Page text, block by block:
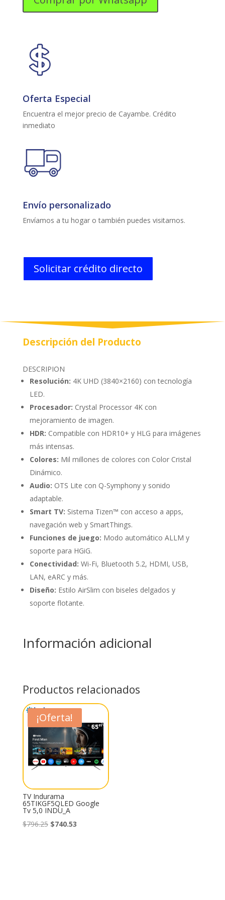
Oferta Especial
Encuentra el mejor precio de Cayambe. Crédito
inmediato
Envío personalizado
Envíamos a tu hogar o también puedes visitarnos.
Solicitar crédito directo
Descripción del Producto
DESCRIPION
Resolución: 4K UHD (3840×2160) con tecnología
LED.
Procesador: Crystal Processor 4K con
mejoramiento de imagen.
HDR: Compatible con HDR10+ y HLG para imágenes
más intensas.
Colores: Mil millones de colores con Color Cristal
Dinámico.
Audio: OTS Lite con Q-Symphony y sonido
adaptable.
Smart TV: Sistema Tizen™ con acceso a apps,
navegación web y SmartThings.
Funciones de juego: Modo automático ALLM y
soporte para HGiG.
Conectividad: Wi-Fi, Bluetooth 5.2, HDMI, USB,
LAN, eARC y más.
Diseño: Estilo AirSlim con biseles delgados y
soporte flotante.
Información adicional
Productos relacionados
¡Oferta!
TV Indurama
65TIKGF5QLED Google
Tv 5,0 INDU_A
$796.25 El
$740.53El